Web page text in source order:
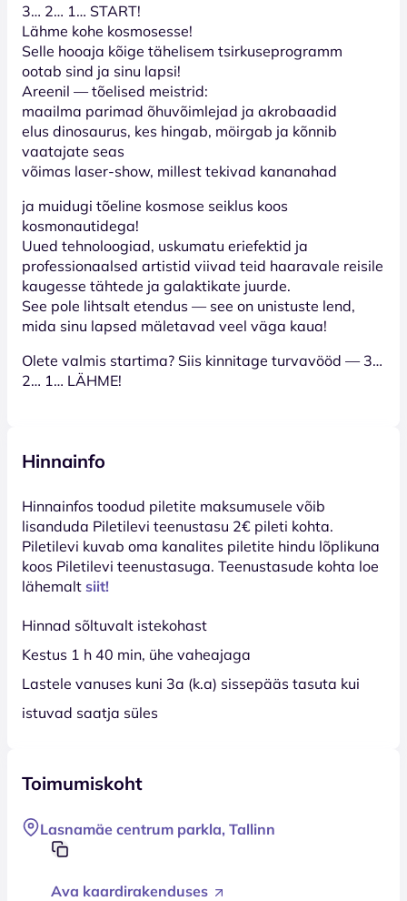
3… 2… 1… START!
Lähme kohe kosmosesse!
Selle hooaja kõige tähelisem tsirkuseprogramm
ootab sind ja sinu lapsi!
Areenil — tõelised meistrid:
maailma parimad õhuvõimlejad ja akrobaadid
elus dinosaurus, kes hingab, möirgab ja kõnnib
vaatajate seas
võimas laser-show, millest tekivad kananahad
ja muidugi tõeline kosmose seiklus koos
kosmonautidega!
Uued tehnoloogiad, uskumatu eriefektid ja
professionaalsed artistid viivad teid haaravale reisile
kaugesse tähtede ja galaktikate juurde.
See pole lihtsalt etendus — see on unistuste lend,
mida sinu lapsed mäletavad veel väga kaua!
Olete valmis startima? Siis kinnitage turvavööd — 3…
2… 1… LÄHME!
Hinnainfo
Hinnainfos toodud piletite maksumusele võib
lisanduda Piletilevi teenustasu 2€ pileti kohta.
Piletilevi kuvab oma kanalites piletite hindu lõplikuna
koos Piletilevi teenustasuga. Teenustasude kohta loe
lähemalt siit!
Hinnad sõltuvalt istekohast
Kestus 1 h 40 min, ühe vaheajaga
Lastele vanuses kuni 3a (k.a) sissepääs tasuta kui
istuvad saatja süles
Toimumiskoht
Lasnamäe centrum parkla, Tallinn
Ava kaardirakenduses